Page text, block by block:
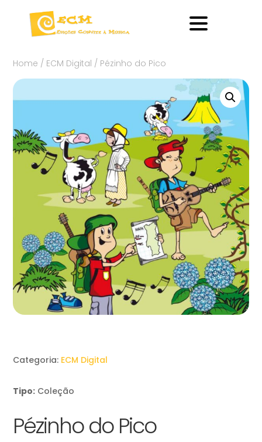
Home / ECM Digital / Pézinho do Pico
Categoria: ECM Digital
Tipo: Coleção
Pézinho do Pico